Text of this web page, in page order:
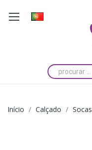
Início Calçado Socas